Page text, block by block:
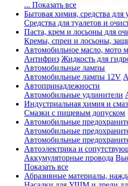
... Показать все
Бытовая химия, средства для
Средства для туалетов и
Паста, крем и лосьоны для
Кремы, спреи и лосьоны,
Автомобильное масло, мото
Антифриз Жидкость для
Автомобильные лампы
Автомобильные лампы 12V
Автопринадлежности
Автомобильные удлинители
Индустриальная химия и
Смазки с пищевым допуском
Автомобильные
Автомобильные
Автомобильные
Автоэлектрика и
Аккумуляторные провода
Показать все
Абразивные материалы,